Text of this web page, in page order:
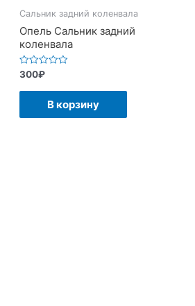
Сальник задний коленвала
Опель Сальник задний
коленвала
Оценка
из
300₽
В корзину